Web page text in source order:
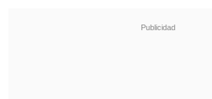
Gallardo y Manu González fueron